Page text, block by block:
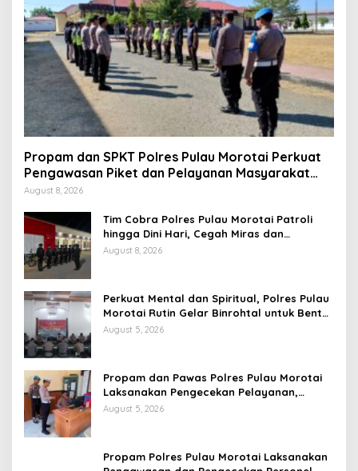
Propam dan SPKT Polres Pulau Morotai Perkuat
Pengawasan Piket dan Pelayanan Masyarakat
Selama 1×24 Jam
August 8, 2026
Tim Cobra Polres Pulau Morotai Patroli
hingga Dini Hari, Cegah Miras dan
Gangguan Kamtibmas
August 8, 2026
Perkuat Mental dan Spiritual, Polres Pulau
Morotai Rutin Gelar Binrohtal untuk Bentuk
Personel Berintegritas
August 5, 2026
Propam dan Pawas Polres Pulau Morotai
Laksanakan Pengecekan Pelayanan,
Pastikan Masyarakat Mendapat
August 5, 2026
Propam Polres Pulau Morotai Laksanakan